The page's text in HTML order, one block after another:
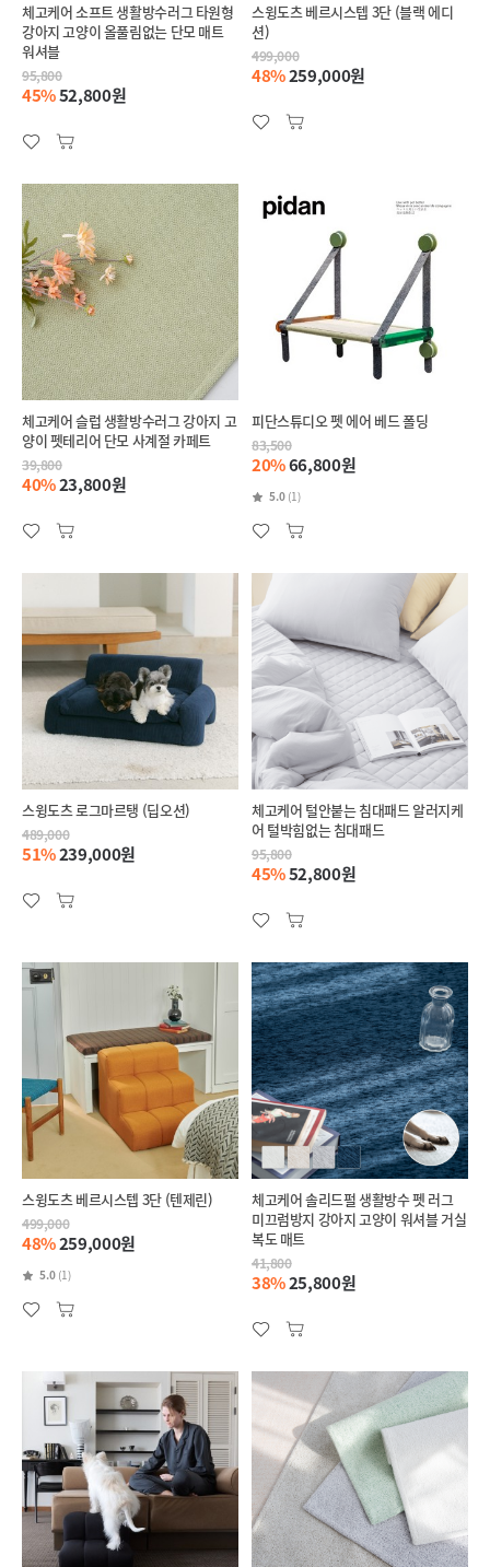
체고케어 소프트 생활방수러그 타원형
강아지 고양이 올풀림없는 단모 매트
워셔블
95,800
45%52,800원
스윙도츠 베르시스텝 3단 (블랙 에디
션)
499,000
48%259,000원
체고케어 슬럽 생활방수러그 강아지 고
양이 펫테리어 단모 사계절 카페트
39,800
40%23,800원
피단스튜디오 펫 에어 베드 폴딩
83,500
20%66,800원
5.0 (1)
스윙도츠 로그마르탱 (딥오션)
489,000
51%239,000원
체고케어 털안붙는 침대패드 알러지케
어 털박힘없는 침대패드
95,800
45%52,800원
스윙도츠 베르시스텝 3단 (텐제린)
499,000
48%259,000원
5.0 (1)
체고케어 솔리드펄 생활방수 펫 러그
미끄럼방지 강아지 고양이 워셔블 거실
복도 매트
41,800
38%25,800원